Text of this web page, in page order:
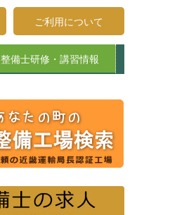
ご利用について
整備士研修・講習情報